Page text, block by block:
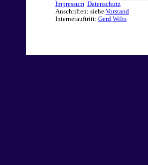
Impressum Datenschutz
Anschriften: siehe Vorstand
Internetauftritt: Gerd Wilts